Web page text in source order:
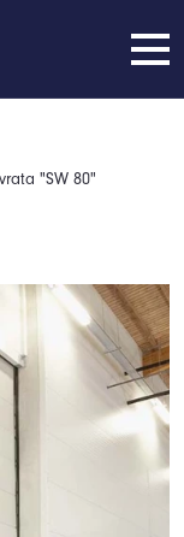
"SW 80"